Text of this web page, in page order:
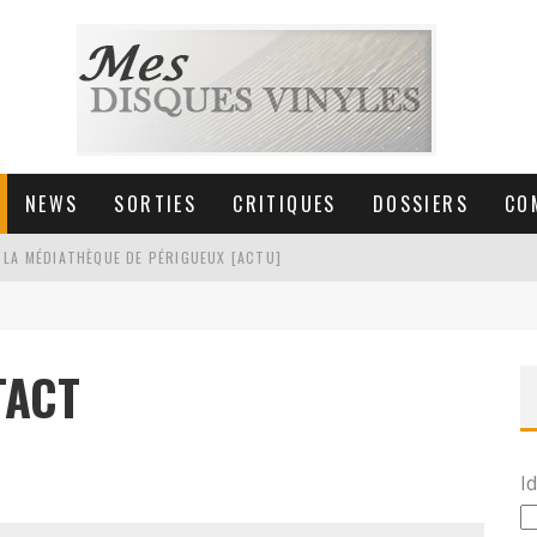
NEWS SORTIES CRITIQUES DOSSIERS
MÉDIATHÈQUE DE PÉRIGUEUX [ACTU]
AT-LPW30TK [ACTU]
NON STOP À STRASBOURG